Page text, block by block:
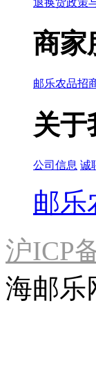
商家
邮乐农品招
关于
公司信息 诚
邮乐
沪ICP
海邮乐